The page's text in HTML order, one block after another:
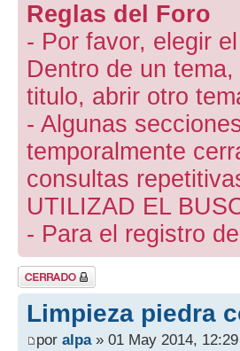
Reglas del Foro
- Por favor, elegir
Dentro de un
titulo, abrir otro
- Algunas
temporalmente
consultas
UTILIZAD EL
- Para el registro
Tema cerrado
Limpieza piedra
por alpa» 01 May 2014, 12:29